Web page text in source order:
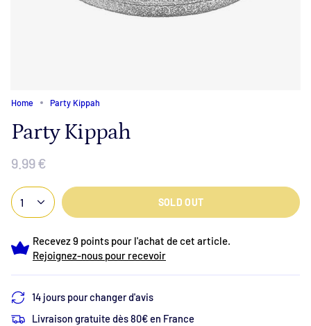
Home Party Kippah
Party Kippah
9.99 €
1 SOLD OUT
Recevez 9 points pour l'achat de cet article.
Rejoignez-nous pour recevoir
14 jours pour changer d'avis
Livraison gratuite dès 80€ en France